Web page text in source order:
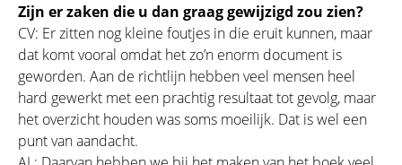
Zijn er zaken die u dan graag gewijzigd zou zien?
CV: Er zitten nog kleine foutjes in die eruit kunnen, maar
dat komt vooral omdat het zo’n enorm document is
geworden. Aan de richtlijn hebben veel mensen heel
hard gewerkt met een prachtig resultaat tot gevolg, maar
het overzicht houden was soms moeilijk. Dat is wel een
punt van aandacht.